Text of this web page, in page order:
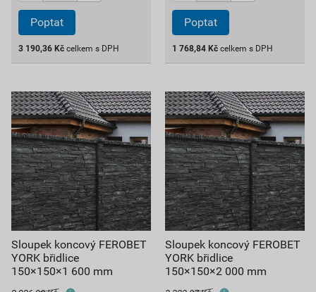
Poptat
3 190,36 Kč celkem s DPH
Poptat
1 768,84 Kč celkem s DPH
Sloupek koncový FEROBET
YORK břidlice
150×150×1 600 mm
Sloupek koncový FEROBET
YORK břidlice
150×150×2 000 mm